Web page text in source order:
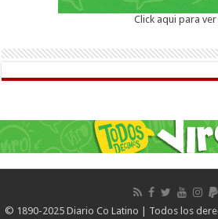
Click aqui para ver
© 1890-2025 Diario Co Latino | Todos los